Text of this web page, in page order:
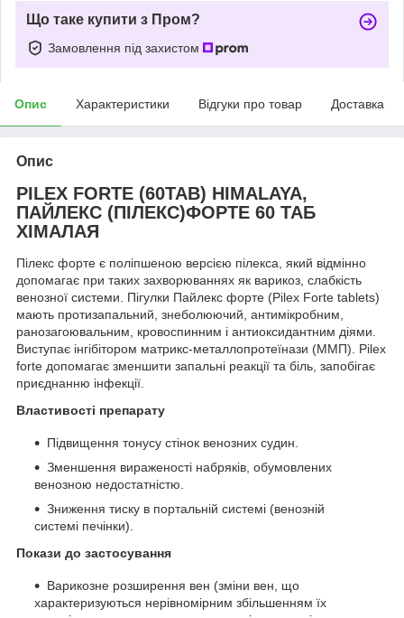
Що таке купити з Пром?
Замовлення під захистом
Опис Характеристики Відгуки про товар Доставка
Опис
PILEX FORTE (60TAB) HIMALAYA,
ПАЙЛЕКС (ПІЛЕКС)ФОРТЕ 60 ТАБ
ХІМАЛАЯ
Пілекс форте є поліпшеною версією пілекса, який відмінно
допомагає при таких захворюваннях як варикоз, слабкість
венозної системи. Пігулки Пайлекс форте (Pilex Forte tablets)
мають протизапальний, знеболюючий, антимікробним,
ранозагоювальним, кровоспинним і антиоксидантним діями.
Виступає інгібітором матрикс-металлопротеїнази (ММП). Pilex
forte допомагає зменшити запальні реакції та біль, запобігає
приєднанню інфекції.
Властивості препарату
Підвищення тонусу стінок венозних судин.
Зменшення вираженості набряків, обумовлених
венозною недостатністю.
Зниження тиску в портальній системі (венозній
системі печінки).
Покази до застосування
Варикозне розширення вен (зміни вен, що
характеризуються нерівномірним збільшенням їх